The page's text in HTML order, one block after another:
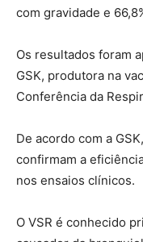
com gravidade e
Os resultados foram
GSK, produtora na
Conferência da
De acordo com a
confirmam a
nos ensaios clínicos.
O VSR é conhecido